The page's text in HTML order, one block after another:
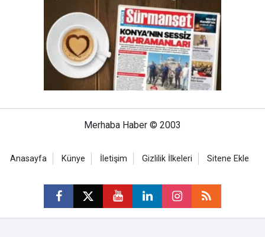
Merhaba Haber © 2003
Anasayfa Künye İletişim Gizlilik İlkeleri Sitene Ekle